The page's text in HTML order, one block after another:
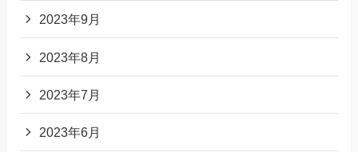
2023年9月
2023年8月
2023年7月
2023年6月